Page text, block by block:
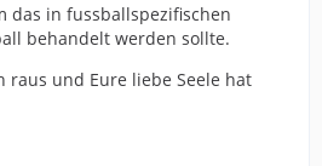
das in fussballspezifischen
behandelt werden sollte.
raus und Eure liebe Seele hat